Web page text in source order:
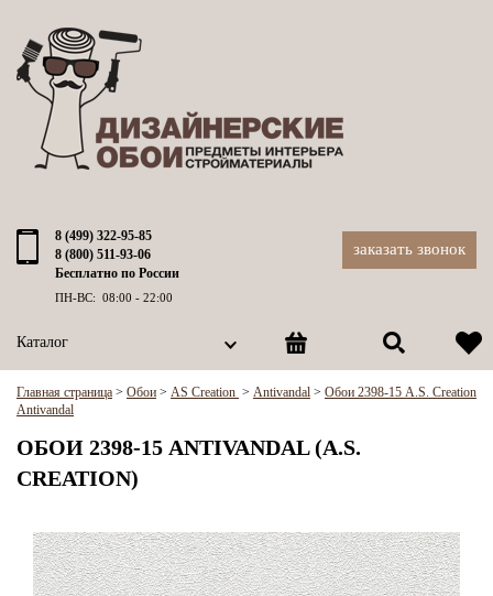
8 (499) 322-95-85
8 (800) 511-93-06
Бесплатно по России
ПН-ВС: 08:00 - 22:00
заказать звонок
Каталог
Главная страница > Обои > AS Creation > Antivandal > Обои 2398-15 A.S. Creation
Antivandal
ОБОИ 2398-15 ANTIVANDAL (A.S.
CREATION)